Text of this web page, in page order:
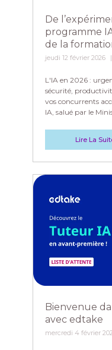
De
programme
de la
jeudi 12 février 2026
L'IA en 2026 :
sécurité,
vos concurrents
IA, salué par le
Lire La
Bienvenue
avec edtake
mercredi 4 février